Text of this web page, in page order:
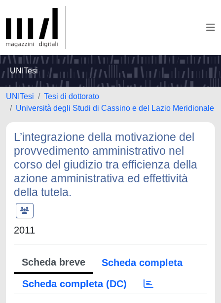
UNITesi
UNITesi
Tesi di dottorato
Università degli Studi di Cassino e del Lazio Meridionale
L’integrazione della motivazione del
provvedimento amministrativo nel
corso del giudizio tra efficienza della
azione amministrativa ed effettività
della tutela.
2011
Scheda breve
Scheda completa
Scheda completa (DC)